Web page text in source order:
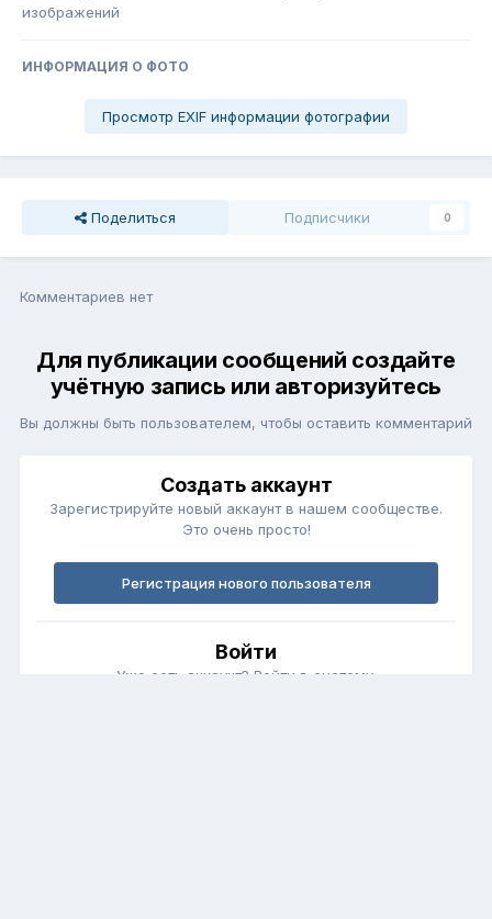
изображений
ИНФОРМАЦИЯ О ФОТО
Просмотр EXIF информации фотографии
Поделиться Подписчики 0
Комментариев нет
Для публикации сообщений создайте
учётную запись или авторизуйтесь
Вы должны быть пользователем, чтобы оставить комментарий
Создать аккаунт
Зарегистрируйте новый аккаунт в нашем сообществе.
Это очень просто!
Регистрация нового пользователя
Войти
Уже есть аккаунт? Войти в систему.